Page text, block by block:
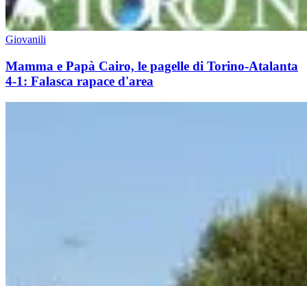
Giovanili
Mamma e Papà Cairo, le pagelle di Torino-Atalanta
4-1: Falasca rapace d'area